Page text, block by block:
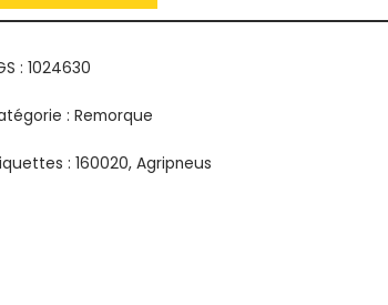
: 1024630
: Remorque
: 160020, Agripneus